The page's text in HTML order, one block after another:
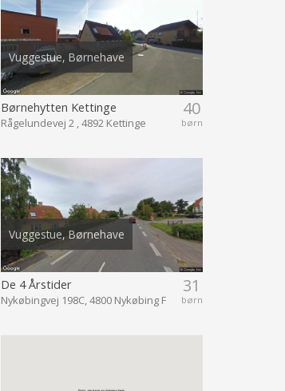
Vuggestue, Børnehave
40
børn
Børnehytten Kettinge
Rågelundevej 2 , 4892 Kettinge
Vuggestue, Børnehave
31
børn
De 4 Årstider
Nykøbingvej 198C, 4800 Nykøbing F